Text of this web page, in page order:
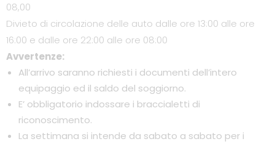
08,00
Divieto di circolazione delle auto dalle ore 13:00 alle ore
16:00 e dalle ore 22:00 alle ore 08:00
Avvertenze:
All’arrivo saranno richiesti i documenti dell’intero
equipaggio ed il saldo del soggiorno.
E’ obbligatorio indossare i braccialetti di
riconoscimento.
La settimana si intende da sabato a sabato per i